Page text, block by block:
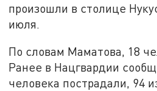
произошли в столице
июля.
По словам Маматова, 18
Ранее в Нацгвардии
человека пострадали, 94